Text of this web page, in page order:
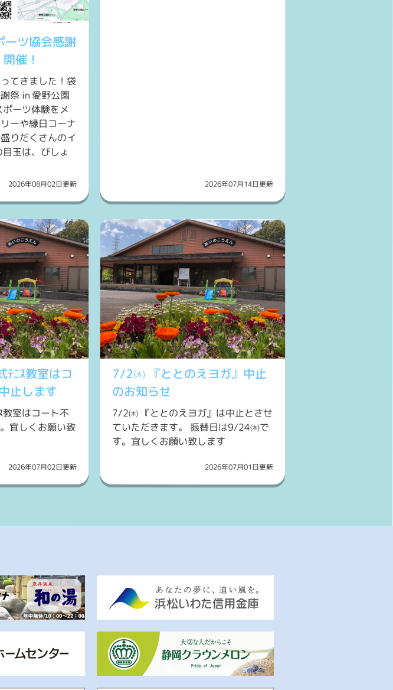
ツ協会感謝
催！
てきました！袋
祭 in 愛野公園
ーツ体験をメ
ーや縁日コーナ
りだくさんのイ
玉は、びしょ
2026年08月02日更新 2026年07月14日更新
ﾆｽ教室はコ
止します
室はコート不
宜しくお願い致
2026年07月02日更新
7/2㈭ 『ととのえヨガ』中止
のお知らせ
7/2㈭ 『ととのえヨガ』は中止とさせ
ていただきます。 振替日は9/24㈭で
す。宜しくお願い致します
2026年07月01日更新